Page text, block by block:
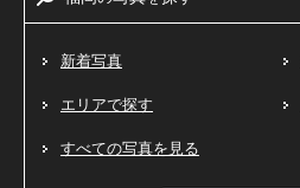
新着写真
エリアで探す
すべての写真を見る